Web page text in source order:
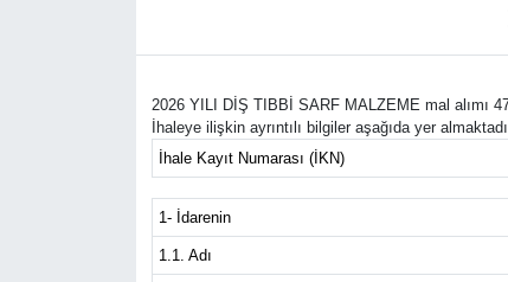
2026 YILI DİŞ TIBBİ SARF MALZEME mal alımı
İhaleye ilişkin ayrıntılı bilgiler aşağıda yer
İhale Kayıt Numarası (İKN)
1- İdarenin
1.1. Adı
Tüm Manşetler
Haber Arşivi